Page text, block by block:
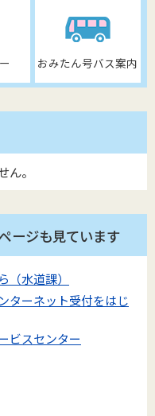
おみたん号バス案内
。
ージも見ています
水道課）
ターネット受付をはじ
ビスセンター